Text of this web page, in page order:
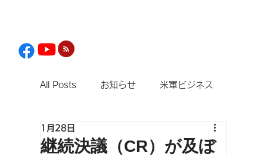
All Posts お知らせ 米軍ビジネス
観光
継続決議（CR）が及ぼ
1月28日